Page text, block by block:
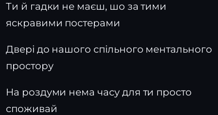
Ти й гадки не маєш, шо за тими
яскравими постерами
Двері до нашого спільного ментального
простору
На роздуми нема часу для ти просто
споживай